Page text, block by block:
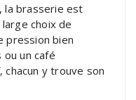
la brasserie est
choix de
pression bien
ou un café
chacun y trouve son